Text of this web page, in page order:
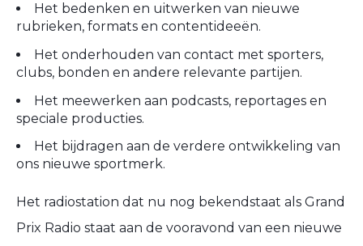
Het bedenken en uitwerken van nieuwe
rubrieken, formats en contentideeën.
Het onderhouden van contact met sporters,
clubs, bonden en andere relevante partijen.
Het meewerken aan podcasts, reportages en
speciale producties.
Het bijdragen aan de verdere ontwikkeling van
ons nieuwe sportmerk.
Het radiostation dat nu nog bekendstaat als Grand
Prix Radio staat aan de vooravond van een nieuwe